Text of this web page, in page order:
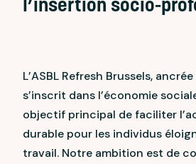
l’insertion socio-
L’ASBL Refresh Brussels,
s’inscrit dans l’économie
objectif principal de faciliter
durable pour les individus
travail. Notre ambition est de